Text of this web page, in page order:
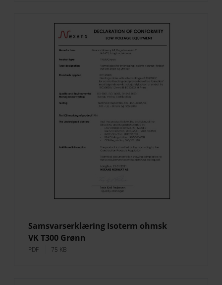
Samsvarserklæring Isoterm ohmsk
VK T300 Grønn
PDF 75 KB